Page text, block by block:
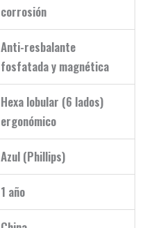
corrosión
Anti-resbalante
fosfatada y magnética
Hexa lobular (6 lados)
ergonómico
Azul (Phillips)
1 año